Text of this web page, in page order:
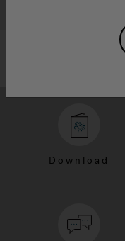
Download